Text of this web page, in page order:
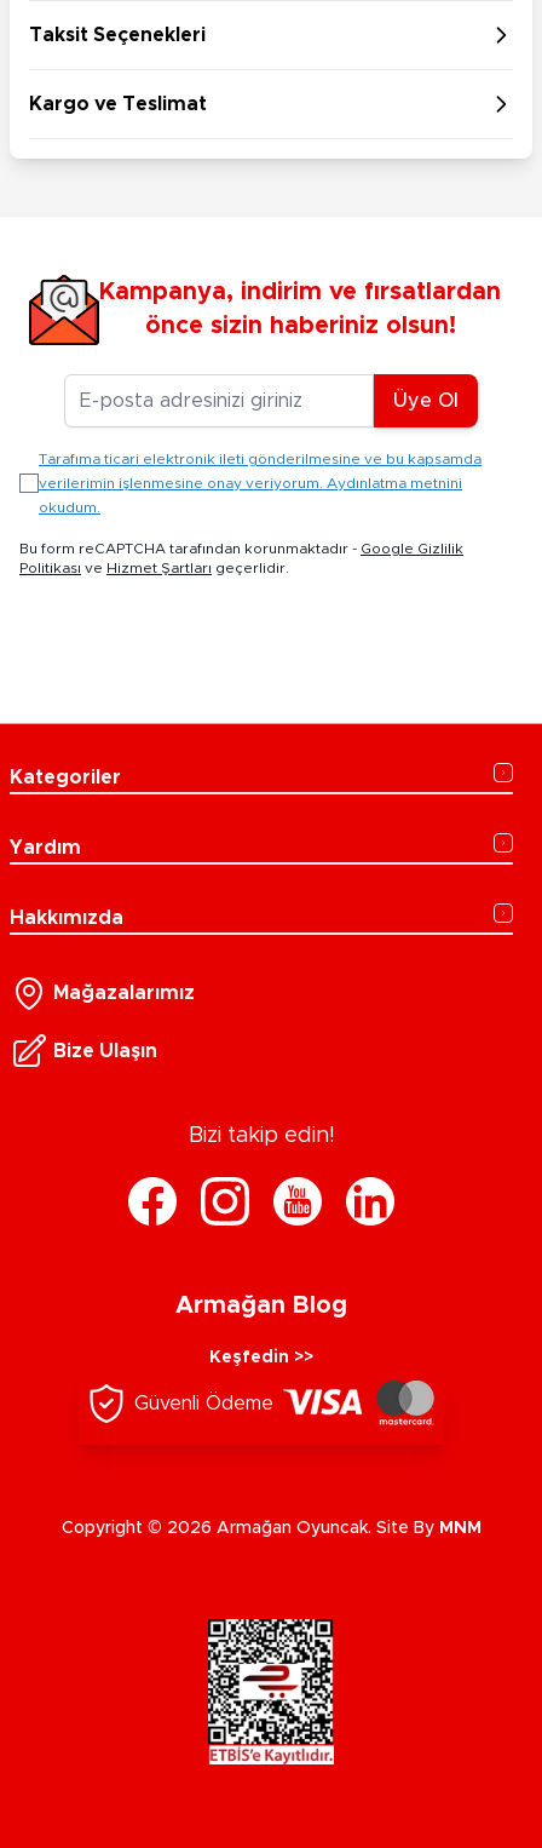
Taksit Seçenekleri
Kargo ve Teslimat
Kampanya, indirim ve fırsatlardan
önce sizin haberiniz olsun!
E-posta Adresiniz
Üye Ol
Tarafıma ticari elektronik ileti gönderilmesine ve bu kapsamda
verilerimin işlenmesine onay veriyorum. Aydınlatma metnini
okudum.
Bu form reCAPTCHA tarafından korunmaktadır - Google Gizlilik
Politikası ve Hizmet Şartları geçerlidir.
Kategoriler
Yardım
Hakkımızda
Mağazalarımız
Bize Ulaşın
Bizi takip edin!
Armağan Blog
Keşfedin >>
Güvenli Ödeme
Copyright © 2026 Armağan Oyuncak. Site By MNM